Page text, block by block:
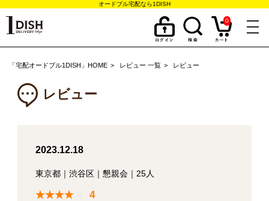
オードブル宅配なら1DISH
0
「宅配オードブル1DISH」HOME レビュー 一覧 レビュー
レビュー
2023.12.18
東京都｜ 渋谷区｜ 懇親会｜ 25人
4